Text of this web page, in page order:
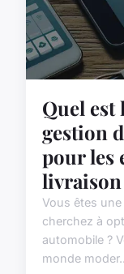
Quel
gestion
pour les
livraison
Vous êtes
cherchez à
automobile ?
monde